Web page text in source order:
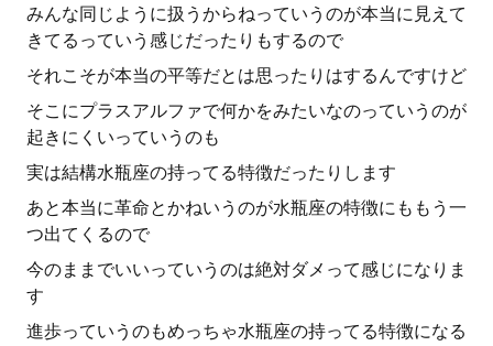
みんな同じように扱うからねっていうのが本当に見えて
きてるっていう感じだったりもするので
それこそが本当の平等だとは思ったりはするんですけど
そこにプラスアルファで何かをみたいなのっていうのが
起きにくいっていうのも
実は結構水瓶座の持ってる特徴だったりします
あと本当に革命とかねいうのが水瓶座の特徴にももう一
つ出てくるので
今のままでいいっていうのは絶対ダメって感じになりま
す
進歩っていうのもめっちゃ水瓶座の持ってる特徴になる